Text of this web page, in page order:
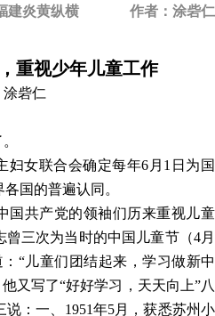
建炎黄纵横 作者：涂砦仁
重视少年儿童工作
涂砦仁
妇女联合会确定每年6月1日为国
国的普遍认同。
国共产党的领袖们历来重视儿童
三次为当时的中国儿童节（4月
“儿童们团结起来，学习做新中
又写了“好好学习，天天向上”八
：一、1951年5月，获悉苏州小